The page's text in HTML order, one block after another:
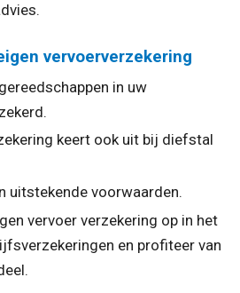
vervoerverzekering
in uw
keert ook uit bij diefstal
uitstekende voorwaarden.
vervoer verzekering op in het
en profiteer van